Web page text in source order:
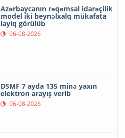
Azərbaycanın rəqəmsal idarəçilik
model iki beynəlxalq mükafata
layiq görülüb
06-08-2026
DSMF 7 ayda 135 minə yaxın
elektron arayış verib
06-08-2026